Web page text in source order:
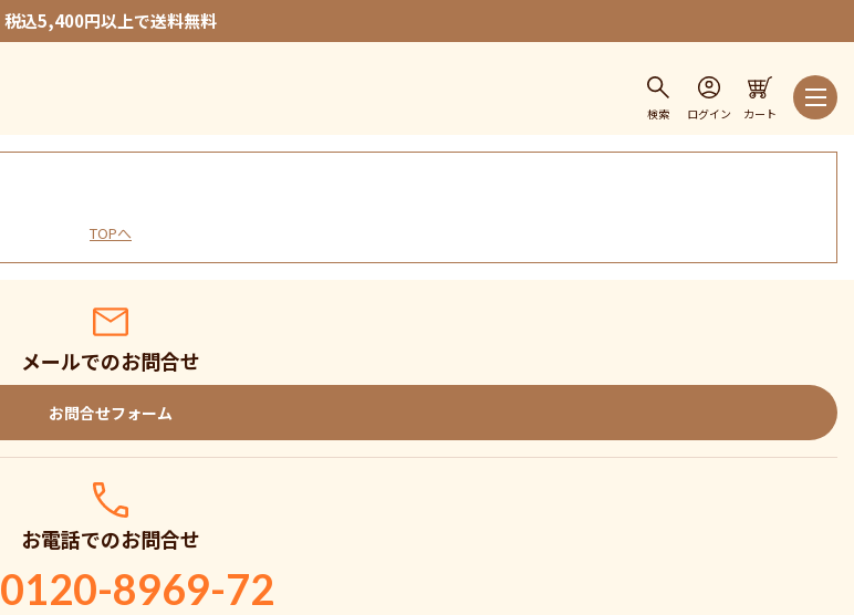
税込5,400円以上で送料無料
検索 ログイン カート
TOPへ
メールでのお問合せ
お問合せフォーム
お電話でのお問合せ
0120-8969-72